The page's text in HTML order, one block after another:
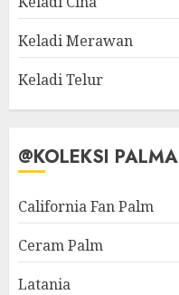
Keladi Merawan
Keladi Telur
@KOLEKSI PALMA
California Fan Palm
Ceram Palm
Latania